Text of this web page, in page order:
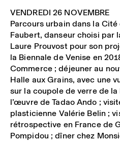
VENDREDI 26 NOVEMBRE
Parcours urbain dans la Cité
Faubert, danseur choisi par
Laure Prouvost pour son
la Biennale de Venise en
Commerce; déjeuner au
Halle aux Grains, avec une
sur la coupole de verre de
l’œuvre de Tadao Ando ;
plasticienne Valérie Belin ;
rétrospective en France de
Pompidou ; dîner chez